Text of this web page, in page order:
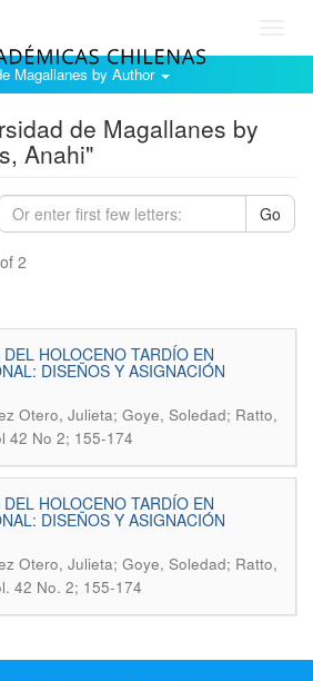
Magallanes by Author
de Magallanes by
Anahi"
Go
2
HOLOCENO TARDÍO EN
DISEÑOS Y ASIGNACIÓN
Otero, Julieta; Goye, Soledad; Ratto,
42 No 2; 155-174
HOLOCENO TARDÍO EN
DISEÑOS Y ASIGNACIÓN
Otero, Julieta; Goye, Soledad; Ratto,
42 No. 2; 155-174